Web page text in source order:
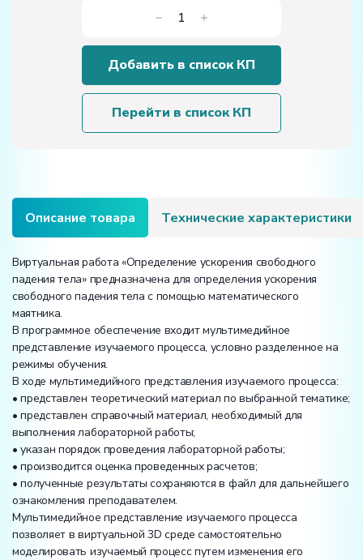
Количество
товара
Виртуальная
работа
«Определение
ускорения
Добавить в список КП
Перейти в список КП
Описание товара Технические характеристики
Виртуальная работа «Определение ускорения свободного
падения тела» предназначена для определения ускорения
свободного падения тела с помощью математического
маятника.
В программное обеспечение входит мультимедийное
представление изучаемого процесса, условно разделенное на
режимы обучения.
В ходе мультимедийного представления изучаемого процесса:
• представлен теоретический материал по выбранной тематике;
• представлен справочный материал, необходимый для
выполнения лабораторной работы;
• указан порядок проведения лабораторной работы;
• производится оценка проведенных расчетов;
• полученные результаты сохраняются в файл для дальнейшего
ознакомления преподавателем.
Мультимедийное представление изучаемого процесса
позволяет в виртуальной 3D среде самостоятельно
моделировать изучаемый процесс путем изменения его